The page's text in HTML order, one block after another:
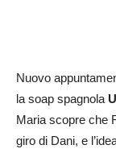
Nuovo
la soap spagnola
Maria scopre che
giro di Dani, e